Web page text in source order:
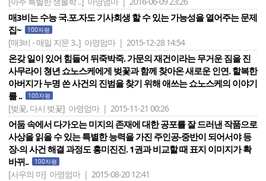
매3비는 수능 국.포.자도 기사회생 할 수 있는 가능성을 열어주는 문제
집~
100자평
[매3비 - 매일 지문 3..] 아영엄마 | 2015-12-28 14:54
온갖 일이 있어 힘들어 뒤죽박죽. 가문의 재건이라는 무거운 짐을 진
사무라이 쳥년 쇼노스케에게 벚꽃과 함께 찾아온 새로운 인연. 할복한
아버지가 누명 쓴 사건의 진범을 찾기 위해 애쓰는 쇼노스케의 이야기
를 ..
100자평
[벚꽃, 다시 벚꽃] 아영엄마 | 2015-11-21 00:26
어둠 속에서 다가오는 미지의 존재에 대한 공포를 잘 드러낸 작품으로
사상을 읽을 수 있는 특별한 능력을 가진 주인공-중반이 되어서야 등
장-의 사건 해결 과정도 흥미진진. 1권과 비교할 때 표지 이미지가 확
바뀌..
100자평
[사우의 마] 아영엄마 | 2015-08-20 12:41